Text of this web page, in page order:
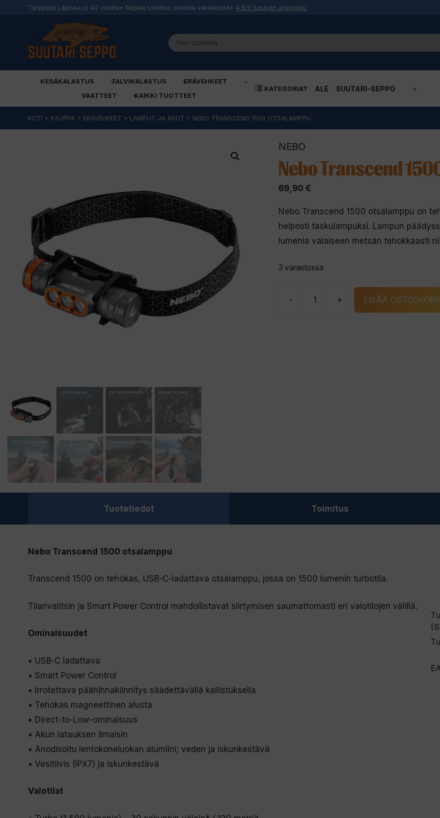
Tärppejä Lapissa jo 40 vuotta• Nopea toimitus omasta varastosta• 4.9/5 kaupan arvostelu
KESÄKALASTUS TALVIKALASTUS
ERÄVEHKEET
VAATTEET
KAIKKI TUOTTEET
KATEGORIAT ALE SUUTARI-SEPPO
sisältöön
KOTI > KAUPPA > ERÄVEHKEET > LAMPUT JA AKUT > NEBO TRANSCEND 1500 OTSALAMPPU
NEBO
Nebo Transcend
69,90 €
Nebo Transcend 1500 otsalamppu on
helposti taskulampuksi. Lampun
lumenia valaiseen metsän tehokkaasti
3 varastossa
- + LISÄÄ
Tuotetiedot Toimitus
Nebo Transcend 1500 otsalamppu
Transcend 1500 on tehokas, USB-C-ladattava otsalamppu, jossa on 1500 lumenin turbotila.
Tilanvalitsin ja Smart Power Control mahdollistavat siirtymisen saumattomasti eri valotilojen välillä.
Ominaisuudet
• USB-C ladattava
• Smart Power Control
• Irrotettava päähihnakiinnitys säädettävällä kallistuksella
• Tehokas magneettinen alusta
• Direct-to-Low-ominaisuus
• Akun latauksen ilmaisin
• Anodisoitu lentokoneluokan alumiini; veden ja iskunkestävä
• Vesitiivis (IPX7) ja iskunkestävä
Valotilat